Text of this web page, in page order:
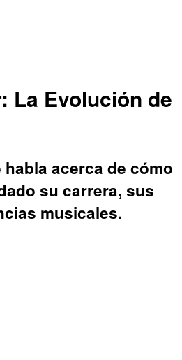
La Evolución de
acerca de cómo
su carrera, sus
musicales.